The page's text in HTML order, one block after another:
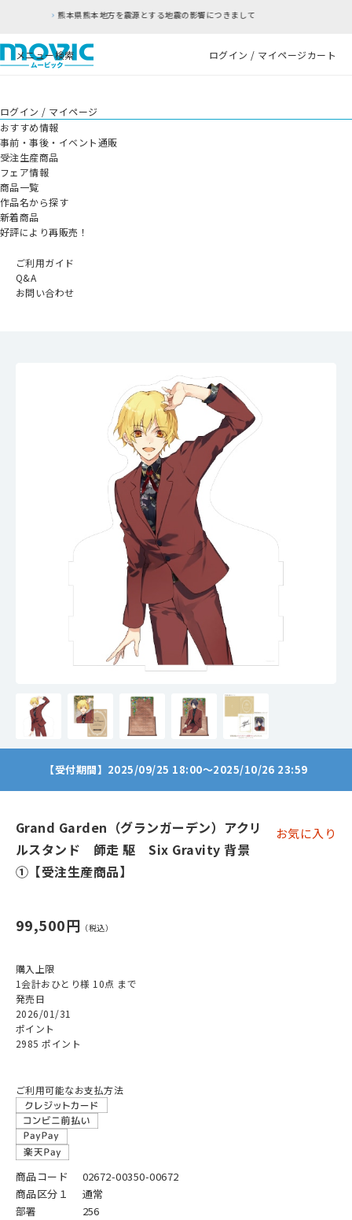
とする地震の影響につきまして
メニュー検索 ログイン / マイページカート
ログイン / マイページ
おすすめ情報
事前・事後・イベント通販
受注生産商品
フェア情報
商品一覧
作品名から探す
新着商品
好評により再販売！
ご利用ガイド
Q&A
お問い合わせ
【受付期間】2025/09/25 18:00～2025/10/26 23:59
Grand Garden（グランガーデン）アクリ
ルスタンド 師走 駆 Six Gravity 背景
①【受注生産商品】
お気に入り
99,500円
購入上限
1会計おひとり様 10点 まで
発売日
2026/01/31
ポイント
2985 ポイント
ご利用可能なお支払方法
商品コード
02672-00350-00672
商品区分１
通常
部署
256